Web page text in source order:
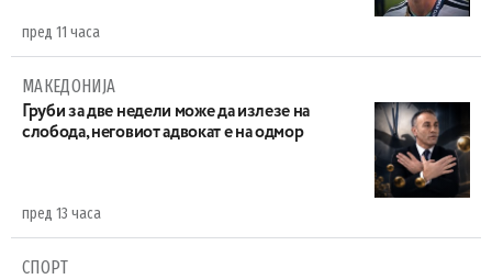
пред 11 часа
МАКЕДОНИЈА
Груби за две недели може да излезе на
слобода, неговиот адвокат е на одмор
пред 13 часа
СПОРТ